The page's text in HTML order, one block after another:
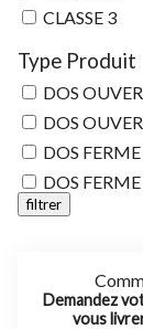
CLASSE 3
Type Produit
DOS
DOS
DOS
DOS
filtrer
Demandez
vous